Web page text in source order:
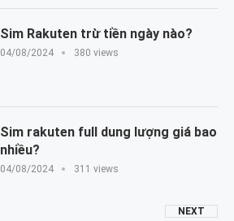
Sim Rakuten trừ tiền ngày nào?
04/08/2024 380 views
Sim rakuten full dung lượng giá bao
nhiều?
04/08/2024 311 views
NEXT